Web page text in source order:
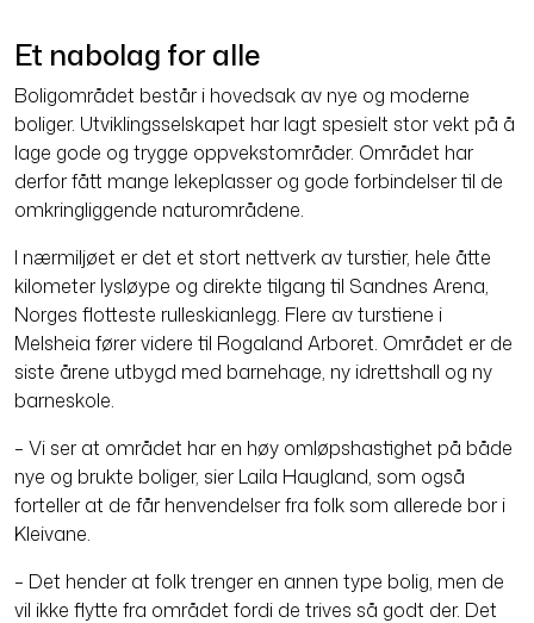
Et nabolag for alle
Boligområdet består i hovedsak av nye og moderne
boliger. Utviklings­selskapet har lagt spesielt stor vekt på å
lage gode og trygge opp­vekst­områder. Området har
derfor fått mange lekeplasser og gode forbindelser til de
omkringliggende naturområdene.
I nærmiljøet er det et stort nettverk av turstier, hele åtte
kilometer lysløype og direkte tilgang til Sandnes Arena,
Norges flotteste rulleskianlegg. Flere av turstiene i
Melsheia fører videre til Rogaland Arboret. Området er de
siste årene utbygd med barnehage, ny idretts­hall og ny
barneskole.
– Vi ser at området har en høy om­løps­hastighet på både
nye og brukte boliger, sier Laila Haugland, som også
forteller at de får henvendelser fra folk som allerede bor i
Kleivane.
– Det hender at folk trenger en annen type bolig, men de
vil ikke flytte fra området fordi de trives så godt der. Det